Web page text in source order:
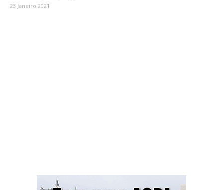
23 Janeiro 2021